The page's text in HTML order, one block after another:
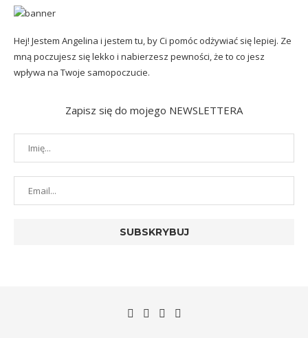
Hej! Jestem Angelina i jestem tu, by Ci pomóc odżywiać się lepiej. Ze
mną poczujesz się lekko i nabierzesz pewności, że to co jesz
wpływa na Twoje samopoczucie.
Zapisz się do mojego NEWSLETTERA